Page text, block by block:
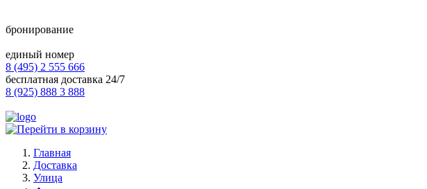
бронирование
единый номер
8 (495) 2 555 666
бесплатная доставка 24/7
8 (925) 888 3 888
Главная
Доставка
Улица